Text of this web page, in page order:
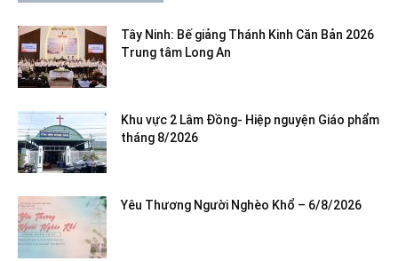
Tây Ninh: Bế giảng Thánh Kinh Căn Bản 2026
Trung tâm Long An
Khu vực 2 Lâm Đồng- Hiệp nguyện Giáo phẩm
tháng 8/2026
Yêu Thương Người Nghèo Khổ – 6/8/2026